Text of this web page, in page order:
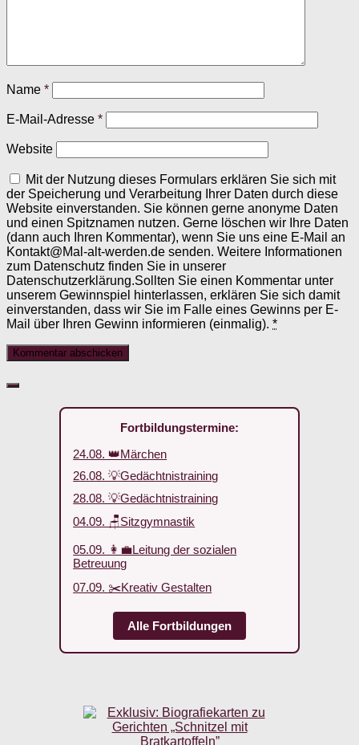
Name *
E-Mail-Adresse *
Website
Mit der Nutzung dieses Formulars erklären Sie sich mit
der Speicherung und Verarbeitung Ihrer Daten durch diese
Website einverstanden. Sie können gerne anonyme Daten
und einen Spitznamen nutzen. Gerne löschen wir Ihre Daten
(dann auch Ihren Kommentar), wenn Sie uns eine E-Mail an
Kontakt@Mal-alt-werden.de senden. Weitere Informationen
zum Datenschutz finden Sie in unserer
Datenschutzerklärung.Sollten Sie einen Kommentar unter
unserem Gewinnspiel hinterlassen, erklären Sie sich damit
einverstanden, dass wir Sie im Falle eines Gewinns per E-
Mail über Ihren Gewinn informieren (einmalig). *
Fortbildungstermine:
24.08. 👑Märchen
26.08. 💡Gedächtnistraining
28.08. 💡Gedächtnistraining
04.09. 🪑Sitzgymnastik
05.09. 👩‍💼Leitung der sozialen
Betreuung
07.09. ✂️Kreativ Gestalten
Alle Fortbildungen